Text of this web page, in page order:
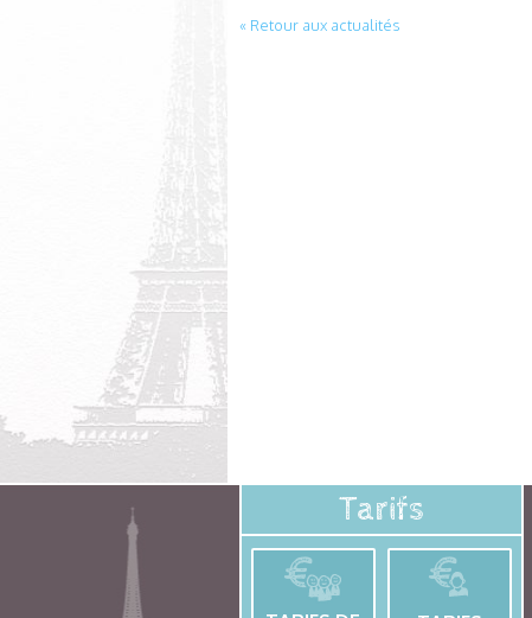
« Retour aux actualités
Tarifs